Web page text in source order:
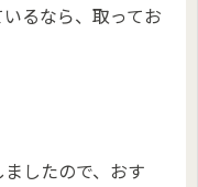
るなら、取ってお
したので、おす